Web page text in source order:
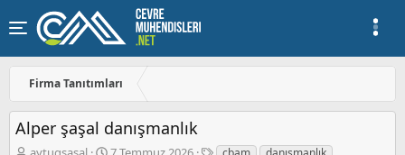
Firma Tanıtımları
Alper şaşal danışmanlık
K
B
E